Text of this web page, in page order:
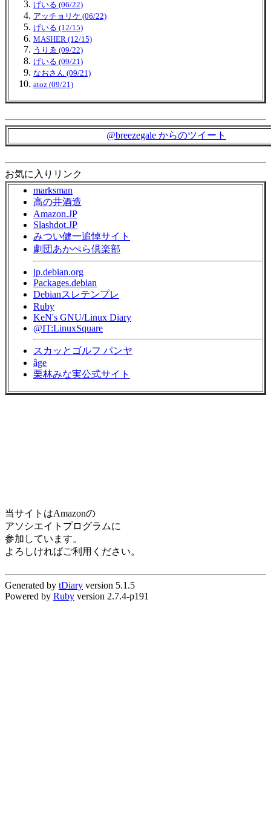
げいる (06/22)
アッチョリケ (06/22)
げいる (12/15)
MASHER (12/15)
うりゑ (09/22)
げいる (09/21)
なおさん (09/21)
atoz (09/21)
@breezegale からのツイート
お気に入りリンク
marksman
高の井酒造
Amazon.JP
Slashdot.JP
みつい健一追悼サイト
劇団あかぺら倶楽部
jp.debian.org
Packages.debian
Debianスレテンプレ
Ruby
KeN's GNU/Linux Diary
@IT:LinuxSquare
スカッとゴルフ パンヤ
âge
栗林みな実公式サイト
当サイトはAmazonの
アソシエイトプログラムに
参加しています。
よろしければご利用ください。
Generated by tDiary version 5.1.5
Powered by Ruby version 2.7.4-p191